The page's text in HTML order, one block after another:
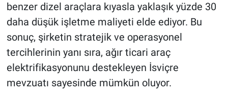
benzer dizel araçlara kıyasla yaklaşık yüzde 30
daha düşük işletme maliyeti elde ediyor. Bu
sonuç, şirketin stratejik ve operasyonel
tercihlerinin yanı sıra, ağır ticari araç
elektrifikasyonunu destekleyen İsviçre
mevzuatı sayesinde mümkün oluyor.